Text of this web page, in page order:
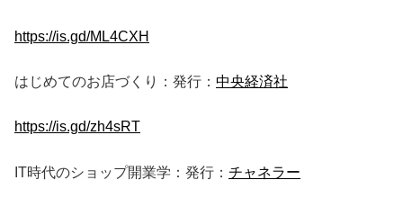
https://is.gd/ML4CXH
はじめてのお店づくり：発行： 中央経済社
https://is.gd/zh4sRT
IT時代のショップ開業学：発行： チャネラー